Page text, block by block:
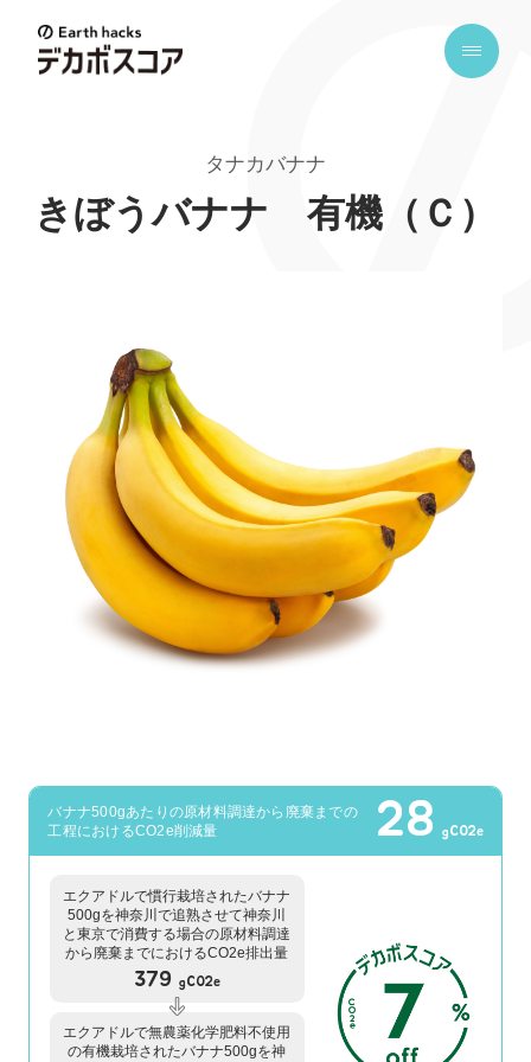
h
a
カ
ボ
ス
コ
ア
タナカバナナ
きぼうバナナ 有機（Ｃ）
バナナ500gあたりの原材料調達から廃棄までの
工程におけるCO2e削減量
28 gCO2e
エクアドルで慣行栽培されたバナナ
500gを神奈川で追熟させて神奈川
と東京で消費する場合の原材料調達
から廃棄までにおけるCO2e排出量
379 gCO2e
エクアドルで無農薬化学肥料不使用
の有機栽培されたバナナ500gを神